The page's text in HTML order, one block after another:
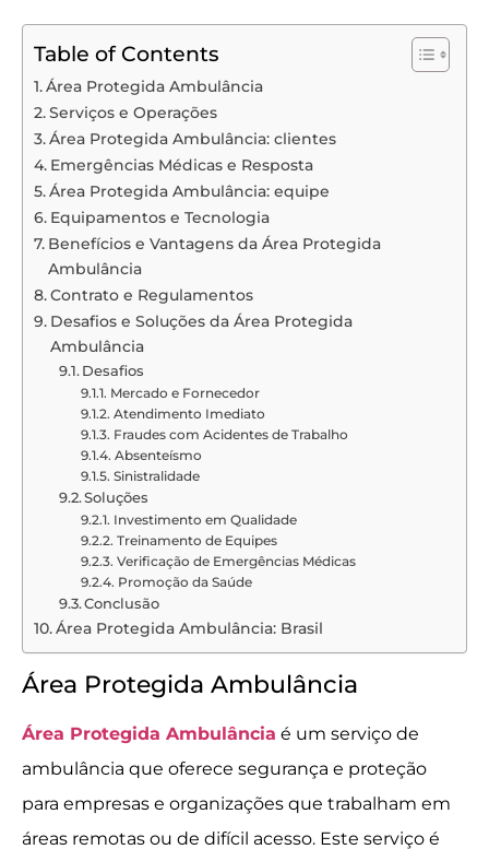
Table of Contents
Área Protegida Ambulância
Serviços e Operações
Área Protegida Ambulância: clientes
Emergências Médicas e Resposta
Área Protegida Ambulância: equipe
Equipamentos e Tecnologia
Benefícios e Vantagens da Área Protegida
Ambulância
Contrato e Regulamentos
Desafios e Soluções da Área Protegida
Ambulância
Desafios
Mercado e Fornecedor
Atendimento Imediato
Fraudes com Acidentes de Trabalho
Absenteísmo
Sinistralidade
Soluções
Investimento em Qualidade
Treinamento de Equipes
Verificação de Emergências Médicas
Promoção da Saúde
Conclusão
Área Protegida Ambulância: Brasil
Área Protegida Ambulância
Área Protegida Ambulância é um serviço de
ambulância que oferece segurança e proteção
para empresas e organizações que trabalham em
áreas remotas ou de difícil acesso. Este serviço é